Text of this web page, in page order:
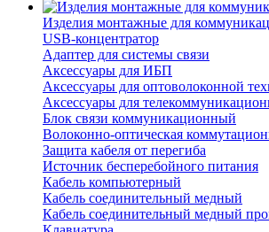
Изделия монтажные для
USB-концентратор
Адаптер для системы связи
Аксессуары для ИБП
Аксессуары для оптоволоконной
Аксессуары для
Блок связи коммуникационный
Волоконно-оптическая
Защита кабеля от перегиба
Источник бесперебойного питания
Кабель компьютерный
Кабель соединительный медный
Кабель соединительный медный